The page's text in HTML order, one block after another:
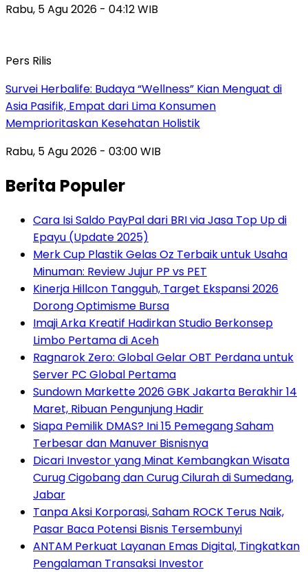
Rabu, 5 Agu 2026 - 04:12 WIB
Pers Rilis
Survei Herbalife: Budaya “Wellness” Kian Menguat di
Asia Pasifik, Empat dari Lima Konsumen
Memprioritaskan Kesehatan Holistik
Rabu, 5 Agu 2026 - 03:00 WIB
Berita Populer
Cara Isi Saldo PayPal dari BRI via Jasa Top Up di
Epayu (Update 2025)
Merk Cup Plastik Gelas Oz Terbaik untuk Usaha
Minuman: Review Jujur PP vs PET
Kinerja Hillcon Tangguh, Target Ekspansi 2026
Dorong Optimisme Bursa
Imaji Arka Kreatif Hadirkan Studio Berkonsep
Limbo Pertama di Aceh
Ragnarok Zero: Global Gelar OBT Perdana untuk
Server PC Global Pertama
Sundown Markette 2026 GBK Jakarta Berakhir 14
Maret, Ribuan Pengunjung Hadir
Siapa Pemilik DMAS? Ini 15 Pemegang Saham
Terbesar dan Manuver Bisnisnya
Dicari Investor yang Minat Kembangkan Wisata
Curug Cigobang dan Curug Cilurah di Sumedang,
Jabar
Tanpa Aksi Korporasi, Saham ROCK Terus Naik,
Pasar Baca Potensi Bisnis Tersembunyi
ANTAM Perkuat Layanan Emas Digital, Tingkatkan
Pengalaman Transaksi Investor